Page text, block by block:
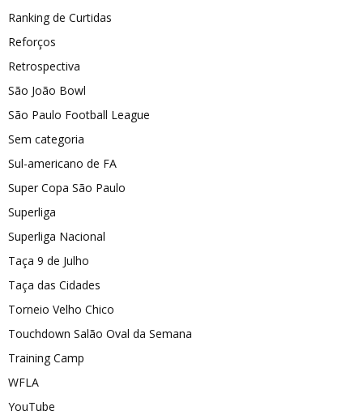
Ranking de Curtidas
Reforços
Retrospectiva
São João Bowl
São Paulo Football League
Sem categoria
Sul-americano de FA
Super Copa São Paulo
Superliga
Superliga Nacional
Taça 9 de Julho
Taça das Cidades
Torneio Velho Chico
Touchdown Salão Oval da Semana
Training Camp
WFLA
YouTube